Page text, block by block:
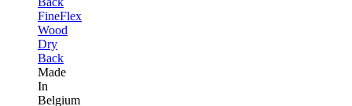
FineFlex
Wood
Dry
Back
Made
In
Belgium